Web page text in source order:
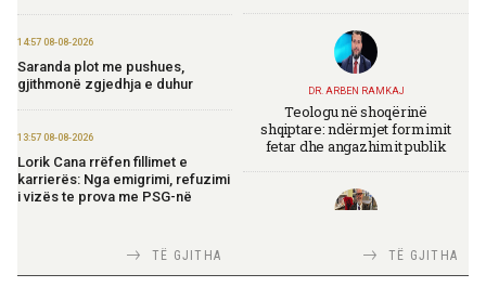
14:57 08-08-2026
Saranda plot me pushues,
gjithmonë zgjedhja e duhur
13:57 08-08-2026
Lorik Cana rrëfen fillimet e
karrierës: Nga emigrimi, refuzimi
i vizës te prova me PSG-në
Vijojnë punimet për Muzeun
TË GJITHA
DR. ARBEN RAMKAJ
Teologu në shoqërinë
shqiptare: ndërmjet formimit
fetar dhe angazhimit publik
TIRANA DIPLOMATTË GJITHA